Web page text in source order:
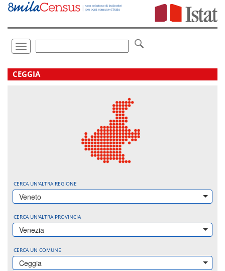
Vai
direttamente
Toggle
navigation
.
CEGGIA
CERCA UN'ALTRA REGIONE
Veneto
CERCA UN'ALTRA PROVINCIA
Venezia
CERCA UN COMUNE
Ceggia